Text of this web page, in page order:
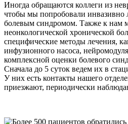
Иногда обращаются коллеги из
чтобы мы попробовали инвазивно
болевым синдромом. Также к нам
неонкологической хронической
специфические методы лечения,
инфузионного насоса,
комплексной оценки болевого
Сначала до 5 суток ведем их в
У них есть контакты нашего
приезжают, периодически